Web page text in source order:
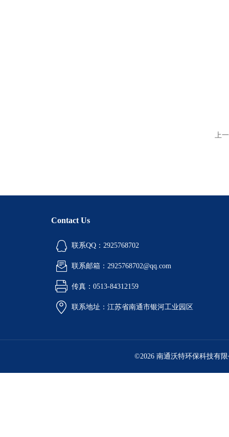
上
Contact Us
联系QQ：2925768702
联系邮箱：2925768702@qq.com
传真：0513-84312159
联系地址：江苏省南通市银河工业园区
©2026 南通沃特环保科技有